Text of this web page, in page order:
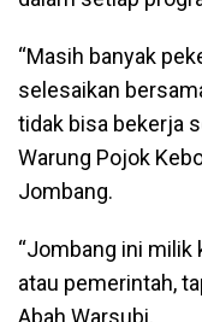
“Masih banyak
selesaikan
tidak bisa bekerja
Warung Pojok
Jombang.
“Jombang ini milik
atau pemerintah,
Abah Warsubi.